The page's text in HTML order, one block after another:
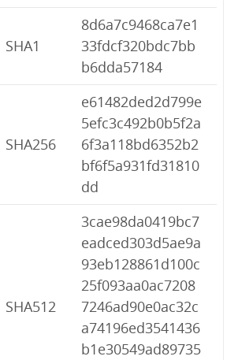
SHA1
8d6a7c9468ca7e1
33fdcf320bdc7bb
b6dda57184
SHA256
e61482ded2d799e
5efc3c492b0b5f2a
6f3a118bd6352b2
bf6f5a931fd31810
dd
SHA512
3cae98da0419bc7
eadced303d5ae9a
93eb128861d100c
25f093aa0ac7208
7246ad90e0ac32c
a74196ed3541436
b1e30549ad89735